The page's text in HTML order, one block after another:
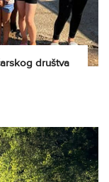
društva